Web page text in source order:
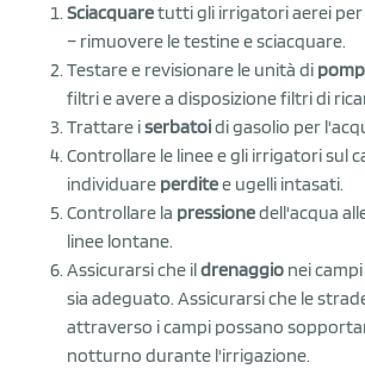
Sciacquaretutti gli irrigatori aerei
– rimuovere le testine e sciacquare.
Testare e revisionare le unità di
filtri e avere a disposizione filtri di
Trattare iserbatoidi gasolio per
Controllare le linee e gli irrigatori sul
individuare perditee ugelli intasati.
Controllare la pressionedell'acqua
linee lontane.
Assicurarsi che ildrenaggio nei
sia adeguato. Assicurarsi che le
attraverso i campi possano
notturno durante l'irrigazione.